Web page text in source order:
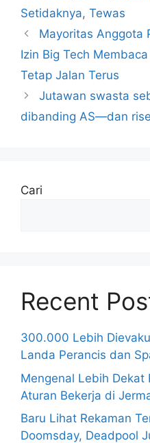
Setidaknya, Tewas
Mayoritas Anggota
Izin Big Tech
Tetap Jalan Terus
Jutawan swasta
dibanding AS—dan
Cari
Recent
300.000 Lebih
Landa Perancis dan
Mengenal Lebih Dekat
Aturan Bekerja di
Baru Lihat Rekaman
Doomsday, Deadpool